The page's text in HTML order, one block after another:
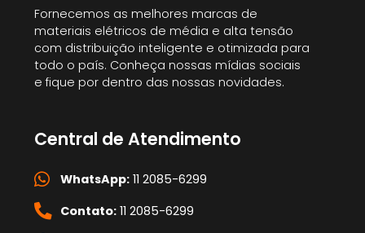
Fornecemos as melhores marcas de
materiais elétricos de média e alta tensão
com distribuição inteligente e otimizada para
todo o país. Conheça nossas mídias sociais
e fique por dentro das nossas novidades.
Central de Atendimento
WhatsApp:11 2085-6299
Contato:11 2085-6299